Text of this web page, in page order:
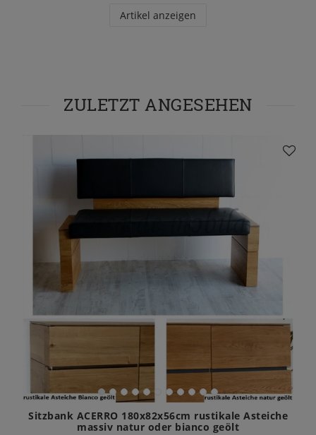
Artikel anzeigen
ZULETZT ANGESEHEN
Sitzbank ACERRO 180x82x56cm rustikale Asteiche
massiv natur oder bianco geölt